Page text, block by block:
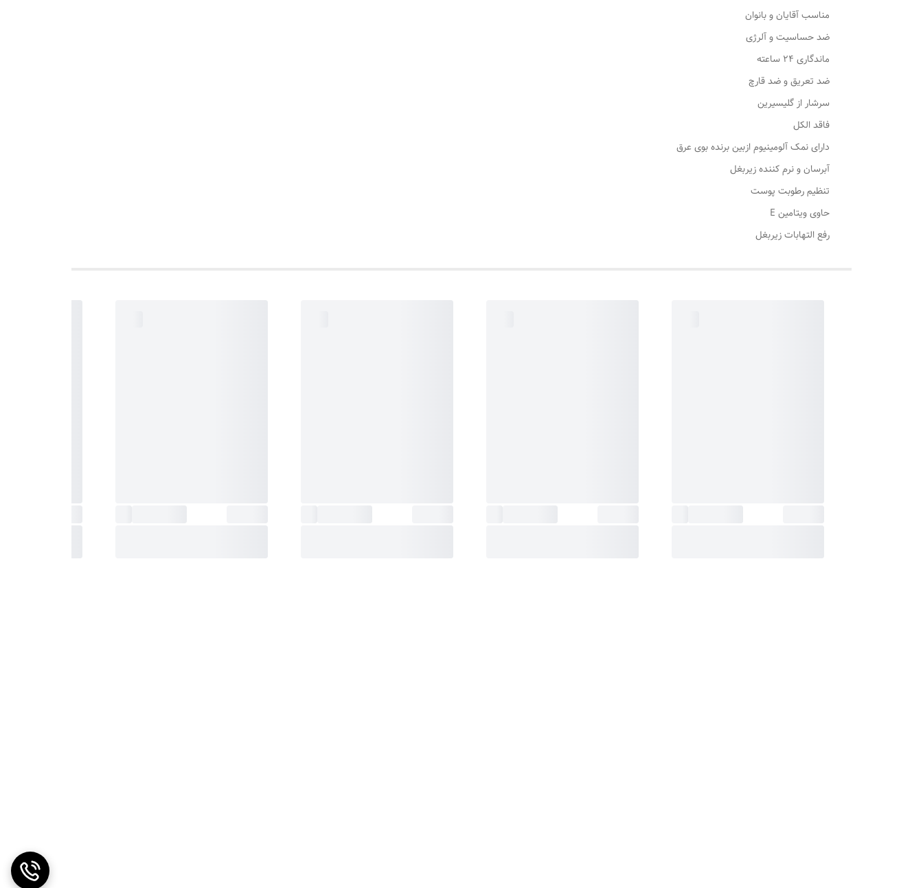
مناسب آقایان و بانوان
ضد حساسیت و آلرژی
ماندگاری 24 ساعته
ضد تعریق و ضد قارچ
سرشار از گلیسیرین
فاقد الکل
دارای نمک آلومینیوم ازبین برنده بوی عرق
آبرسان و نرم کننده زیربغل
تنظیم رطوبت پوست
حاوی ویتامین‌ E
رفع التهابات زیربغل